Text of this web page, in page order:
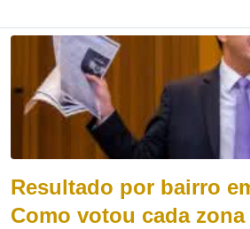
Resultado por bairro
Como votou cada